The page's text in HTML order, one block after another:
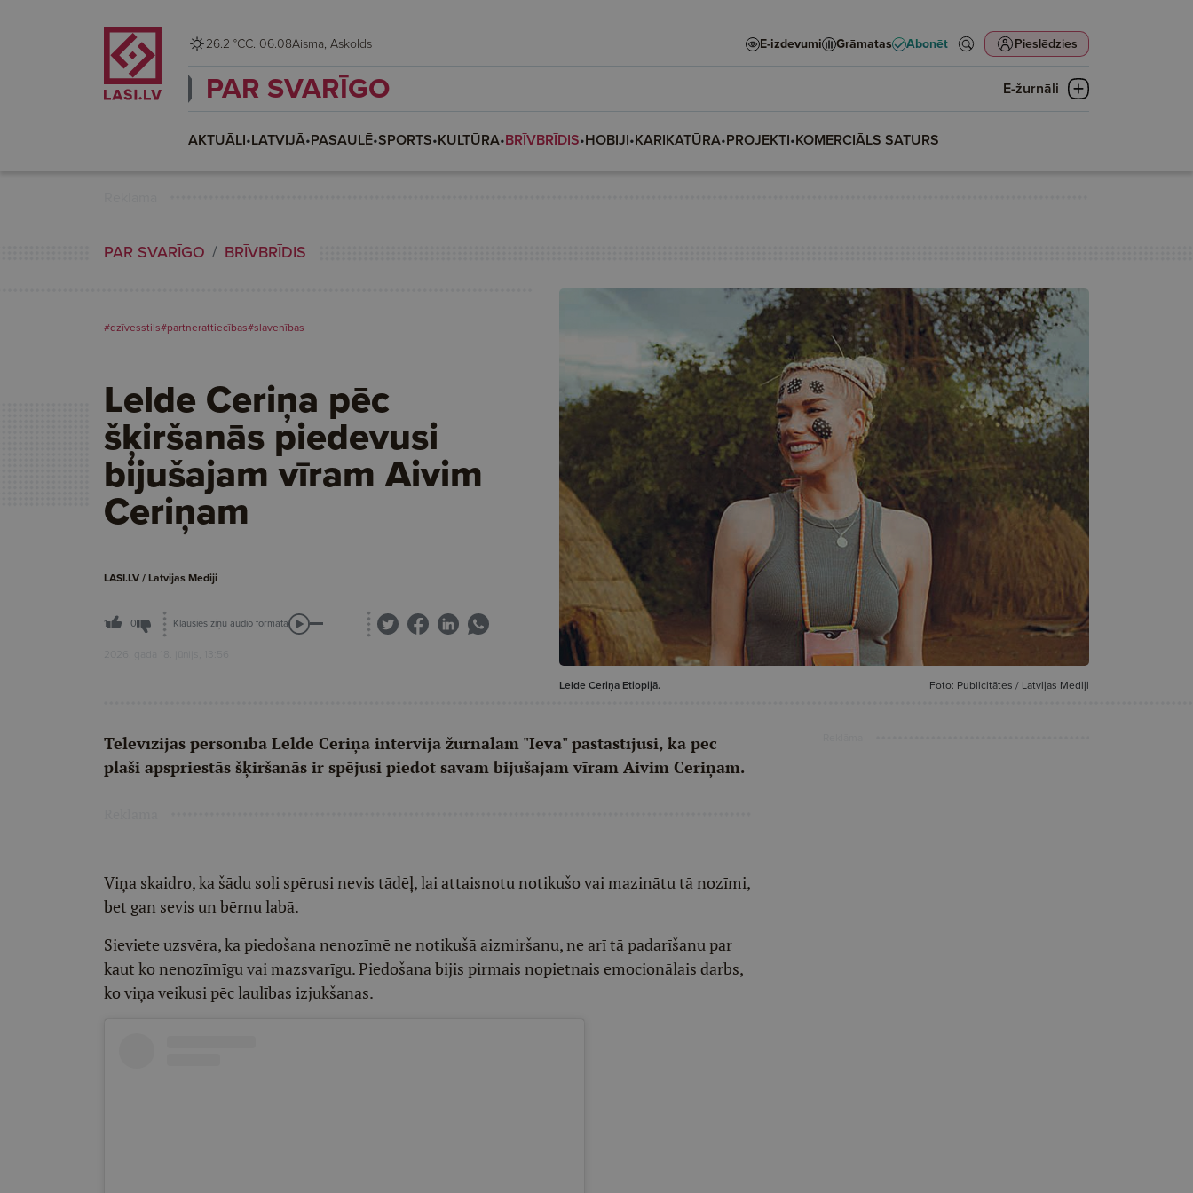
26.2 °CC. 06.08 Aisma, Askolds E-izdevumi Grāmatas Abonēt Pieslēdzies
PAR SVARĪGO E-žurnāli
AKTUĀLI•LATVIJĀ•PASAULĒ•SPORTS•KULTŪRA•BRĪVBRĪDIS•HOBIJI•KARIKATŪRA•PROJEKTI•KOMERCIĀLS SATURS
PAR SVARĪGO BRĪVBRĪDIS
#dzīvesstils#partnerattiecības#slavenības
Lelde Ceriņa pēc
šķiršanās piedevusi
bijušajam vīram Aivim
Ceriņam
LASI.LV / Latvijas Mediji
1 0 Klausies ziņu audio formātā
2026. gada 18. jūnijs, 13:56
Lelde Ceriņa Etiopijā.
Foto: Publicitātes / Latvijas Mediji
Televīzijas personība Lelde Ceriņa intervijā žurnālam "Ieva" pastāstījusi, ka pēc
plaši apspriestās šķiršanās ir spējusi piedot savam bijušajam vīram Aivim Ceriņam.
Viņa skaidro, ka šādu soli spērusi nevis tādēļ, lai attaisnotu notikušo vai mazinātu tā nozīmi,
bet gan sevis un bērnu labā.
Sieviete uzsvēra, ka piedošana nenozīmē ne notikušā aizmiršanu, ne arī tā padarīšanu par
kaut ko nenozīmīgu vai mazsvarīgu. Piedošana bijis pirmais nopietnais emocionālais darbs,
ko viņa veikusi pēc laulības izjukšanas.